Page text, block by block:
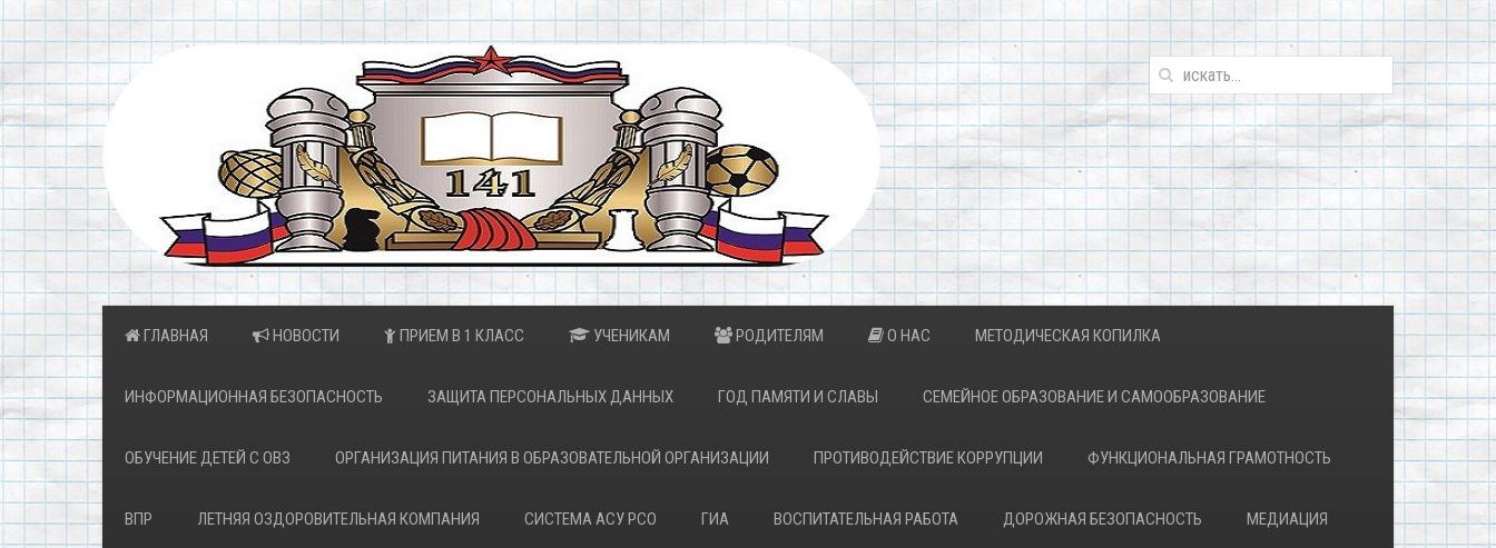
ГЛАВНАЯ НОВОСТИ ПРИЕМ В 1 КЛАСС УЧЕНИКАМ РОДИТЕЛЯМ О НАС МЕТОДИЧЕСКАЯ КОПИЛКА
ИНФОРМАЦИОННАЯ БЕЗОПАСНОСТЬ ЗАЩИТА ПЕРСОНАЛЬНЫХ ДАННЫХ ГОД ПАМЯТИ И СЛАВЫ СЕМЕЙНОЕ ОБРАЗОВАНИЕ И САМООБРАЗОВАНИЕ
ОБУЧЕНИЕ ДЕТЕЙ С ОВЗ ОРГАНИЗАЦИЯ ПИТАНИЯ В ОБРАЗОВАТЕЛЬНОЙ ОРГАНИЗАЦИИ ПРОТИВОДЕЙСТВИЕ КОРРУПЦИИ ФУНКЦИОНАЛЬНАЯ ГРАМОТНОСТЬ
ВПР ЛЕТНЯЯ ОЗДОРОВИТЕЛЬНАЯ КОМПАНИЯ СИСТЕМА АСУ РСО ГИА ВОСПИТАТЕЛЬНАЯ РАБОТА ДОРОЖНАЯ БЕЗОПАСНОСТЬ МЕДИАЦИЯ